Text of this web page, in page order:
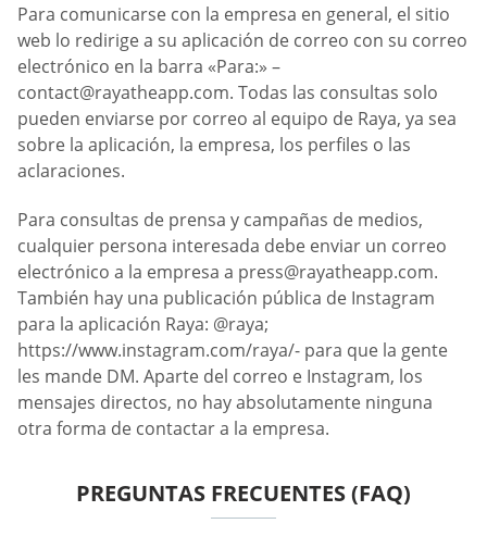
Para comunicarse con la empresa en general, el sitio
web lo redirige a su aplicación de correo con su correo
electrónico en la barra «Para:» –
contact@rayatheapp.com. Todas las consultas solo
pueden enviarse por correo al equipo de Raya, ya sea
sobre la aplicación, la empresa, los perfiles o las
aclaraciones.
Para consultas de prensa y campañas de medios,
cualquier persona interesada debe enviar un correo
electrónico a la empresa a press@rayatheapp.com.
También hay una publicación pública de Instagram
para la aplicación Raya: @raya;
https://www.instagram.com/raya/- para que la gente
les mande DM. Aparte del correo e Instagram, los
mensajes directos, no hay absolutamente ninguna
otra forma de contactar a la empresa.
PREGUNTAS FRECUENTES (FAQ)